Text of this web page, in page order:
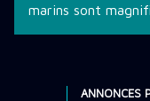
marins sont
ANNONCES